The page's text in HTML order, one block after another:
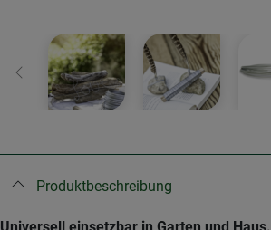
Zurück
Produktbeschreibung